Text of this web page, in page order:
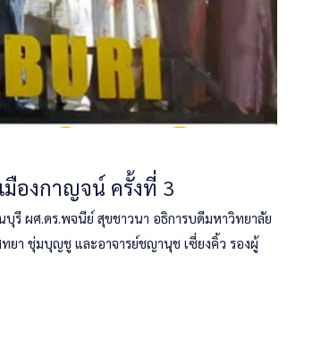
องกาญจน์ ครั้งที่ 3
บุรี ผศ.ดร.พจนีย์ สุขชาวนา อธิการบดีมหาวิทยาลัย
ยา ชุ่มบุญชู และอาจารย์ชญานุช เซี่ยงคิ้ว รองผู้